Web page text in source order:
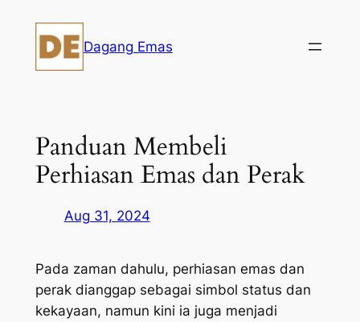
content
Dagang Emas
Panduan Membeli
Perhiasan Emas dan Perak
Aug 31, 2024
Pada zaman dahulu, perhiasan emas dan
perak dianggap sebagai simbol status dan
kekayaan, namun kini ia juga menjadi